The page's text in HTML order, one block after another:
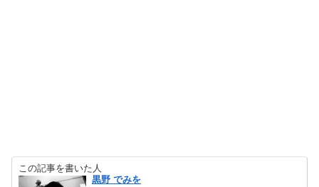
この記事を書いた人
黒野 でみを